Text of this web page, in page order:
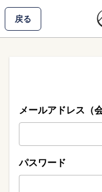
戻る
メールアドレス（
パスワード